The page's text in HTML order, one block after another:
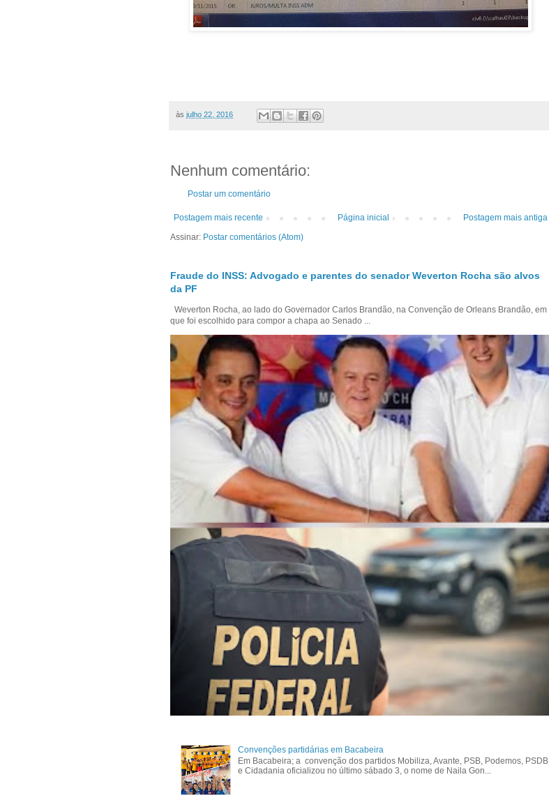
às julho 22, 2016
Nenhum comentário:
Postar um comentário
Postagem mais recente Postagem mais antiga
Página inicial
Assinar: Postar comentários (Atom)
Fraude do INSS: Advogado e parentes do senador Weverton Rocha são alvos
da PF
Weverton Rocha, ao lado do Governador Carlos Brandão, na Convenção de Orleans Brandão, em
que foi escolhido para compor a chapa ao Senado ...
Convenções partidárias em Bacabeira
Em Bacabeira; a convenção dos partidos Mobiliza, Avante, PSB, Podemos, PSDB
e Cidadania oficializou no último sábado 3, o nome de Naila Gon...